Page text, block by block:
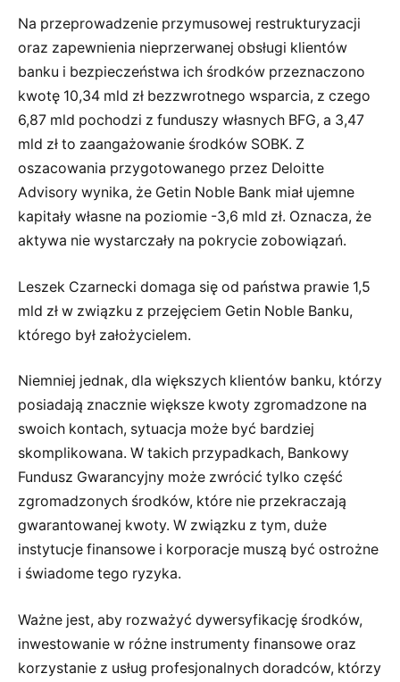
Na przeprowadzenie przymusowej restrukturyzacji
oraz zapewnienia nieprzerwanej obsługi klientów
banku i bezpieczeństwa ich środków przeznaczono
kwotę 10,34 mld zł bezzwrotnego wsparcia, z czego
6,87 mld pochodzi z funduszy własnych BFG, a 3,47
mld zł to zaangażowanie środków SOBK. Z
oszacowania przygotowanego przez Deloitte
Advisory wynika, że Getin Noble Bank miał ujemne
kapitały własne na poziomie -3,6 mld zł. Oznacza, że
aktywa nie wystarczały na pokrycie zobowiązań.
Leszek Czarnecki domaga się od państwa prawie 1,5
mld zł w związku z przejęciem Getin Noble Banku,
którego był założycielem.
Niemniej jednak, dla większych klientów banku, którzy
posiadają znacznie większe kwoty zgromadzone na
swoich kontach, sytuacja może być bardziej
skomplikowana. W takich przypadkach, Bankowy
Fundusz Gwarancyjny może zwrócić tylko część
zgromadzonych środków, które nie przekraczają
gwarantowanej kwoty. W związku z tym, duże
instytucje finansowe i korporacje muszą być ostrożne
i świadome tego ryzyka.
Ważne jest, aby rozważyć dywersyfikację środków,
inwestowanie w różne instrumenty finansowe oraz
korzystanie z usług profesjonalnych doradców, którzy